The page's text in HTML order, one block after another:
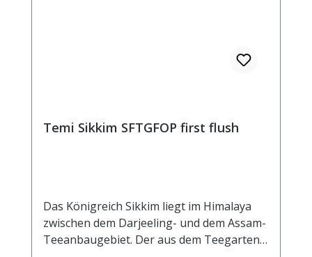
Temi Sikkim SFTGFOP first flush
Das Königreich Sikkim liegt im Himalaya
zwischen dem Darjeeling- und dem Assam-
Teeanbaugebiet. Der aus dem Teegarten